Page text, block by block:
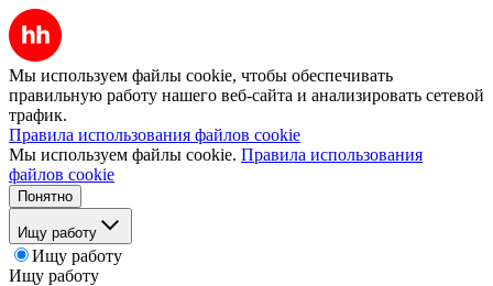
Мы используем файлы cookie, чтобы обеспечивать
правильную работу нашего веб-сайта и анализировать сетевой
трафик.
Правила использования файлов cookie
Мы используем файлы cookie. Правила использования
файлов cookie
Понятно
Ищу работу
Ищу работу
Ищу работу